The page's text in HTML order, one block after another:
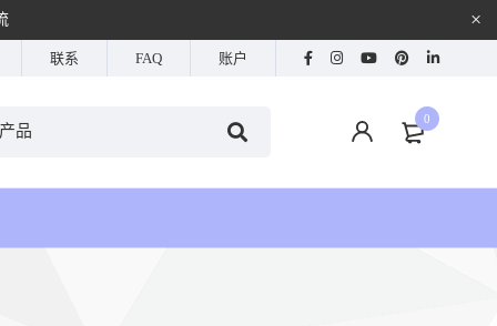
联系 FAQ 账户
0